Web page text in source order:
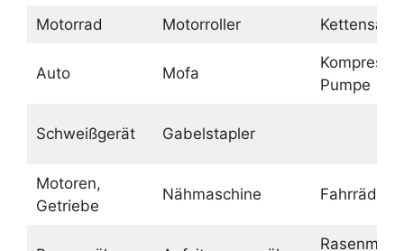
Motorrad Motorroller Kettensäge
Auto Mofa
Pumpe
Schweißgerät Gabelstapler
Motoren,
Getriebe
Nähmaschine Fahrräder